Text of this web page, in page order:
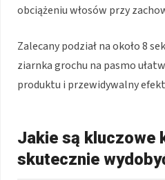
obciążeniu włosów przy
Zalecany podział na około 8
ziarnka grochu na pasmo
produktu i przewidywalny
Jakie są kluczowe
skutecznie